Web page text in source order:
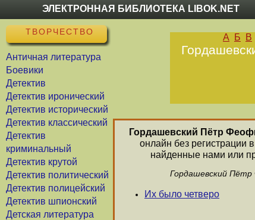
ЭЛЕКТРОННАЯ БИБЛИОТЕКА LIBOK.NET
ТВОРЧЕСТВО
Античная литература
Боевики
Детектив
Детектив иронический
Детектив исторический
Детектив классический
Детектив
криминальный
Детектив крутой
Детектив политический
Детектив полицейский
Детектив шпионский
Детская литература
А Б В
Гордашевский Пётр
онлайн без регистрации
найденные нами или
Гордашевский Пётр
Их было четверо